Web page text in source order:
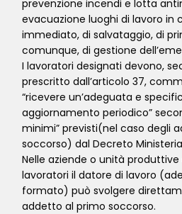
prevenzione incendi e lotta
evacuazione luoghi di lavoro in
immediato, di salvataggio, di
comunque, di gestione
I lavoratori designati devono,
prescritto dall’articolo 37,
“ricevere un’adeguata e
aggiornamento periodico”
minimi” previsti(nel caso degli
soccorso) dal Decreto
Nelle aziende o unità
lavoratori il datore di lavoro
formato) può svolgere
addetto al primo soccorso.